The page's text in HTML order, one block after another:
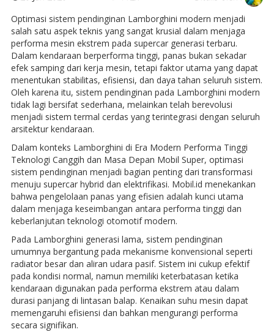
Optimasi sistem pendinginan Lamborghini modern menjadi
salah satu aspek teknis yang sangat krusial dalam menjaga
performa mesin ekstrem pada supercar generasi terbaru.
Dalam kendaraan berperforma tinggi, panas bukan sekadar
efek samping dari kerja mesin, tetapi faktor utama yang dapat
menentukan stabilitas, efisiensi, dan daya tahan seluruh sistem.
Oleh karena itu, sistem pendinginan pada Lamborghini modern
tidak lagi bersifat sederhana, melainkan telah berevolusi
menjadi sistem termal cerdas yang terintegrasi dengan seluruh
arsitektur kendaraan.
Dalam konteks Lamborghini di Era Modern Performa Tinggi
Teknologi Canggih dan Masa Depan Mobil Super, optimasi
sistem pendinginan menjadi bagian penting dari transformasi
menuju supercar hybrid dan elektrifikasi. Mobil.id menekankan
bahwa pengelolaan panas yang efisien adalah kunci utama
dalam menjaga keseimbangan antara performa tinggi dan
keberlanjutan teknologi otomotif modern.
Pada Lamborghini generasi lama, sistem pendinginan
umumnya bergantung pada mekanisme konvensional seperti
radiator besar dan aliran udara pasif. Sistem ini cukup efektif
pada kondisi normal, namun memiliki keterbatasan ketika
kendaraan digunakan pada performa ekstrem atau dalam
durasi panjang di lintasan balap. Kenaikan suhu mesin dapat
memengaruhi efisiensi dan bahkan mengurangi performa
secara signifikan.